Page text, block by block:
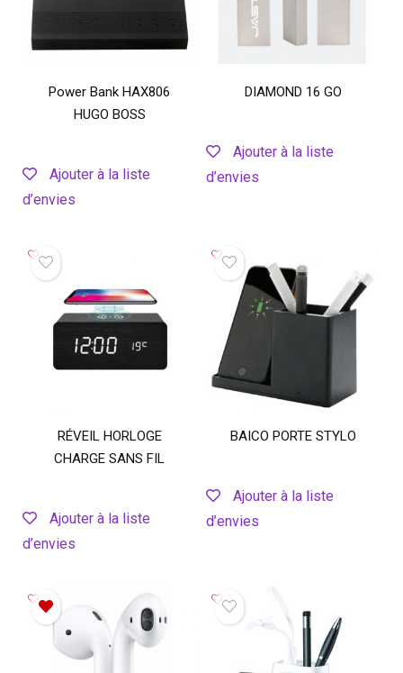
Power Bank HAX806
HUGO BOSS
Ajouter à la liste
d’envies
DIAMOND 16 GO
Ajouter à la liste
d’envies
RÉVEIL HORLOGE
CHARGE SANS FIL
Ajouter à la liste
d’envies
BAICO PORTE STYLO
Ajouter à la liste
d’envies